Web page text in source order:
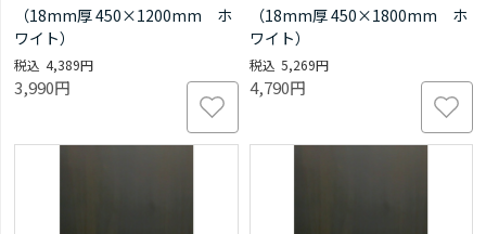
（18mm厚 450×1200mm ホ
ワイト）
4,389円
3,990円
（18mm厚 450×1800mm ホ
ワイト）
5,269円
4,790円